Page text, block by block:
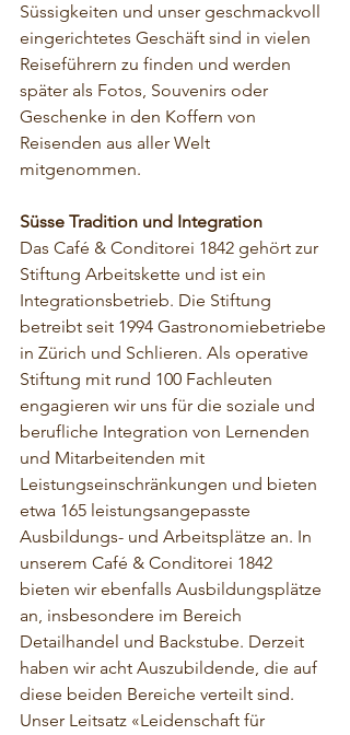
Süssigkeiten und unser geschmackvoll
eingerichtetes Geschäft sind in vielen
Reiseführern zu finden und werden
später als Fotos, Souvenirs oder
Geschenke in den Koffern von
Reisenden aus aller Welt
mitgenommen.
Süsse Tradition und Integration
Das Café & Conditorei 1842 gehört zur
Stiftung Arbeitskette und ist ein
Integrationsbetrieb. Die Stiftung
betreibt seit 1994 Gastronomiebetriebe
in Zürich und Schlieren. Als operative
Stiftung mit rund 100 Fachleuten
engagieren wir uns für die soziale und
berufliche Integration von Lernenden
und Mitarbeitenden mit
Leistungseinschränkungen und bieten
etwa 165 leistungsangepasste
Ausbildungs- und Arbeitsplätze an. In
unserem Café & Conditorei 1842
bieten wir ebenfalls Ausbildungsplätze
an, insbesondere im Bereich
Detailhandel und Backstube. Derzeit
haben wir acht Auszubildende, die auf
diese beiden Bereiche verteilt sind.
Unser Leitsatz «Leidenschaft für